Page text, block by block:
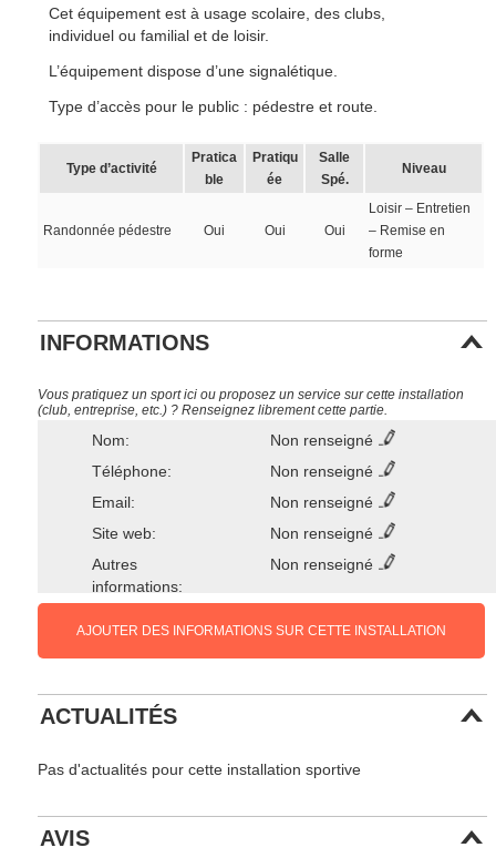
Cet équipement est à usage scolaire, des clubs,
individuel ou familial et de loisir.
L’équipement dispose d’une signalétique.
Type d’accès pour le public : pédestre et route.
Type d’activité
Pratica
ble
Pratiqu
ée
Salle
Spé.
Niveau
Randonnée pédestre Oui Oui Oui
Loisir – Entretien
– Remise en
forme
INFORMATIONS
Vous pratiquez un sport ici ou proposez un service sur cette installation
(club, entreprise, etc.) ? Renseignez librement cette partie.
Nom:
Non renseigné
Téléphone:
Non renseigné
Email:
Non renseigné
Site web:
Non renseigné
Autres
informations:
Non renseigné
AJOUTER DES INFORMATIONS SUR CETTE INSTALLATION
ACTUALITÉS
Pas d'actualités pour cette installation sportive
AVIS